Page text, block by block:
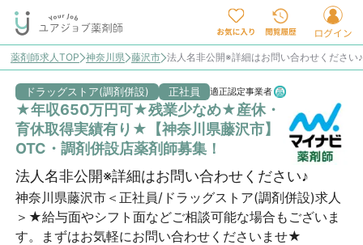
薬剤師求人TOP 神奈川県 藤沢市 法人名非公開※詳細はお問い合わせください
ドラッグストア(調剤併設) 正社員 適正認定事業者
★年収650万円可★残業少なめ★産休・
育休取得実績有り★【神奈川県藤沢市】
OTC・調剤併設店薬剤師募集！
法人名非公開※詳細はお問い合わせください♪
神奈川県藤沢市＜正社員/ドラッグストア(調剤併設)求人
＞★給与面やシフト面などご相談可能な場合もございま
す。まずはお気軽にお問い合わせくださいませ★